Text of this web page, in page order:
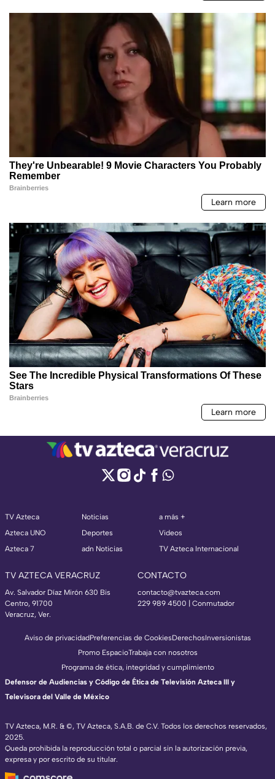
TV Azteca
Azteca UNO
Azteca 7
Noticias
Deportes
adn Noticias
a más +
Videos
TV Azteca Internacional
TV AZTECA VERACRUZ
Av. Salvador Díaz Mirón 630 Bis
Centro, 91700
Veracruz, Ver.
CONTACTO
contacto@tvazteca.com
229 989 4500 | Conmutador
TV Azteca, M.R. & ©, TV Azteca, S.A.B. de C.V. Todos los derechos reservados,
2025.
Queda prohibida la reproducción total o parcial sin la autorización previa,
expresa y por escrito de su titular.
Aviso de privacidadPreferencias de CookiesDerechosInversionistas
Promo EspacioTrabaja con nosotros
Programa de ética, integridad y cumplimiento
Defensor de Audiencias y Código de Ética de Televisión Azteca III y
Televisora del Valle de México